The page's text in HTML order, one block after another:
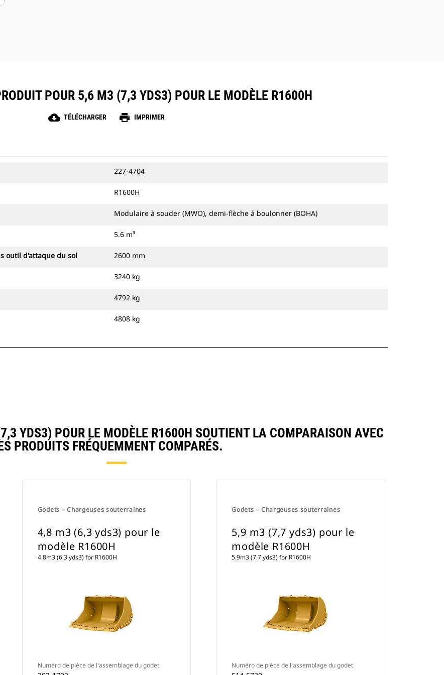
POUR 5,6 M3 (7,3 YDS3) POUR LE MODÈLE R1600H
cloud_download TÉLÉCHARGER print IMPRIMER
227-4704
R1600H
Modulaire à souder (MWO), demi-flèche à boulonner (BOHA)
5.6 m³
outil d'attaque du sol 2600 mm
3240 kg
4792 kg
4808 kg
YDS3) POUR LE MODÈLE R1600H SOUTIENT LA COMPARAISON AVEC
PRODUITS FRÉQUEMMENT COMPARÉS.
Godets – Chargeuses souterraines
4,8 m3 (6,3 yds3) pour le
modèle R1600H
4.8m3 (6.3 yds3) for R1600H
Numéro de pièce de l'assemblage du godet
Godets – Chargeuses souterraines
5,9 m3 (7,7 yds3) pour le
modèle R1600H
5.9m3 (7.7 yds3) for R1600H
Numéro de pièce de l'assemblage du godet